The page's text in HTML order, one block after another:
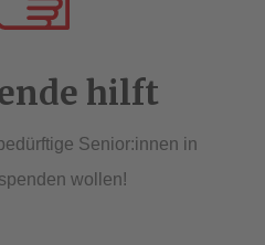
hilft
Senior:innen in
wollen!